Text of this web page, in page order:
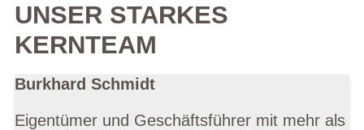
UNSER STARKES
KERNTEAM
Burkhard Schmidt
Eigentümer und Geschäftsführer mit mehr als